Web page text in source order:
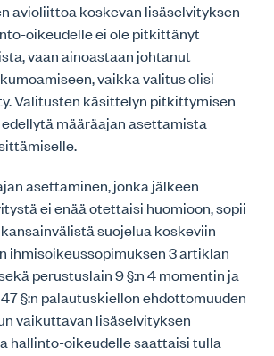
avioliittoa koskevan lisäselvityksen
oikeudelle ei ole pitkittänyt
vaan ainoastaan johtanut
vaikka valitus olisi
Valitusten käsittelyn pitkittymisen
määräajan asettamista
asettaminen, jonka jälkeen
ei enää otettaisi huomioon, sopii
suojelua koskeviin
ihmisoikeussopimuksen 3 artiklan
perustuslain 9 §:n 4 momentin ja
§:n palautuskiellon ehdottomuuden
vaikuttavan lisäselvityksen
hallinto-oikeudelle saattaisi tulla